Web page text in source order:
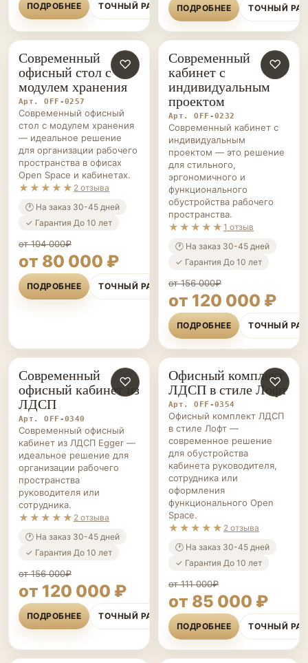
ПОДРОБНЕЕ ТОЧНЫЙ РАСЧЁТ ПОДРОБНЕЕ ТОЧНЫЙ
ОФИСНАЯ
МЕБЕЛЬ НА ЗАКАЗ
♡
Современный
офисный стол с
модулем хранения
Арт. OFF-0257
Современный офисный
стол с модулем хранения
— идеальное решение
для организации рабочего
пространства в офисах
Open Space и кабинетах.
★★★★★ 2 отзыва
🕐 На заказ 30-45 дней
✓ Гарантия До 10 лет
от 104 000₽
от 80 000 ₽
ПОДРОБНЕЕ ТОЧНЫЙ РАСЧЁТ
ОФИСНАЯ
МЕБЕЛЬ НА ЗАКАЗ
♡
Современный
кабинет с
индивидуальным
проектом
Арт. OFF-0232
Современный кабинет с
индивидуальным
проектом — это решение
для стильного,
эргономичного и
функционального
обустройства рабочего
пространства.
★★★★★ 1 отзыв
🕐 На заказ 30-45 дней
✓ Гарантия До 10 лет
от 156 000₽
от 120 000 ₽
ПОДРОБНЕЕ ТОЧНЫЙ
ОФИСНАЯ
МЕБЕЛЬ НА ЗАКАЗ
♡
Современный
офисный кабинет из
ЛДСП
Арт. OFF-0340
Современный офисный
кабинет из ЛДСП Egger —
идеальное решение для
организации рабочего
пространства
руководителя или
сотрудника.
★★★★★ 2 отзыва
🕐 На заказ 30-45 дней
✓ Гарантия До 10 лет
от 156 000₽
от 120 000 ₽
ПОДРОБНЕЕ ТОЧНЫЙ РАСЧЁТ
ОФИСНАЯ
МЕБЕЛЬ НА ЗАКАЗ
♡
Офисный комплект
ЛДСП в стиле Лофт
Арт. OFF-0354
Офисный комплект ЛДСП
в стиле Лофт —
современное решение
для обустройства
кабинета руководителя,
сотрудника или
оформления
функционального Open
Space.
★★★★★ 2 отзыва
🕐 На заказ 30-45 дней
✓ Гарантия До 10 лет
от 111 000₽
от 85 000 ₽
ПОДРОБНЕЕ ТОЧНЫЙ